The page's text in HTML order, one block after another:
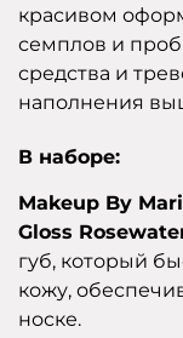
красивом
семплов и
средства и
наполнения
В наборе:
Makeup By
Gloss
губ, который
кожу,
носке.